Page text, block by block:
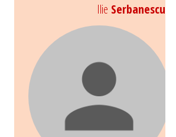
Ilie Serbanescu